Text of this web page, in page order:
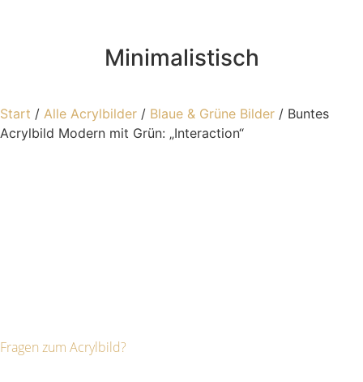
Minimalistisch
Start / Alle Acrylbilder / Blaue & Grüne Bilder / Buntes
Acrylbild Modern mit Grün: „Interaction“
Fragen zum Acrylbild?